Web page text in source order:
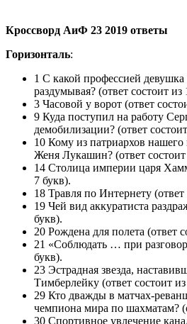
Кроссворд АиФ 23 2019 ответы
Горизонталь:
1 С какой профессией
раздумывая? (ответ состоит из
3 Часовой у ворот (ответ
9 Куда поступил на работу
демобилизации? (ответ
10 Кому из патриархов
Женя Лукашин? (ответ состоит
14 Столица империи царя
7 букв).
18 Травля по Интернету (ответ
19 Чей вид аккуратиста
букв).
20 Рождена для полета (ответ
21 «Соблюдать … при
букв).
23 Эстрадная звезда,
Тимберлейку (ответ состоит
29 Кто дважды в матчах-
чемпиона мира по шахматам?
30 Спортивное увлечение